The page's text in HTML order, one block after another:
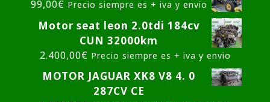
99,00€ Precio siempre es + iva y envio
Motor seat leon 2.0tdi 184cv
CUN 32000km
2.400,00€ Precio siempre es + iva y envio
MOTOR JAGUAR XK8 V8 4. 0
287CV CE